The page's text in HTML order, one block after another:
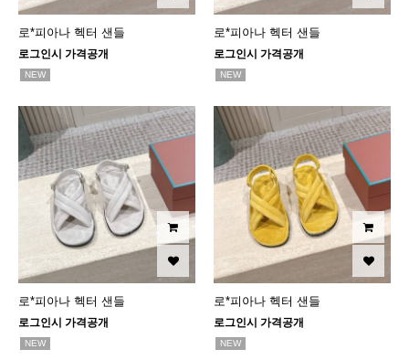
로*피아나 헥터 샌들
로그인시 가격공개
NEW
로*피아나 헥터 샌들
로그인시 가격공개
NEW
로*피아나 헥터 샌들
로그인시 가격공개
NEW
로*피아나 헥터 샌들
로그인시 가격공개
NEW